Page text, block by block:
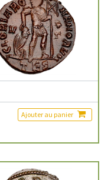
Ajouter au panier